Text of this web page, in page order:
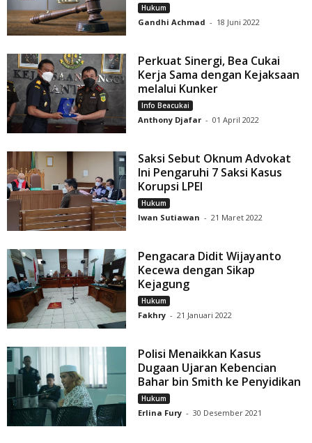
Hukum
Gandhi Achmad - 18 Juni 2022
Perkuat Sinergi, Bea Cukai
Kerja Sama dengan Kejaksaan
melalui Kunker
Info Beacukai
Anthony Djafar - 01 April 2022
Saksi Sebut Oknum Advokat
Ini Pengaruhi 7 Saksi Kasus
Korupsi LPEI
Hukum
Iwan Sutiawan - 21 Maret 2022
Pengacara Didit Wijayanto
Kecewa dengan Sikap
Kejagung
Hukum
Fakhry - 21 Januari 2022
Polisi Menaikkan Kasus
Dugaan Ujaran Kebencian
Bahar bin Smith ke Penyidikan
Hukum
Erlina Fury - 30 Desember 2021